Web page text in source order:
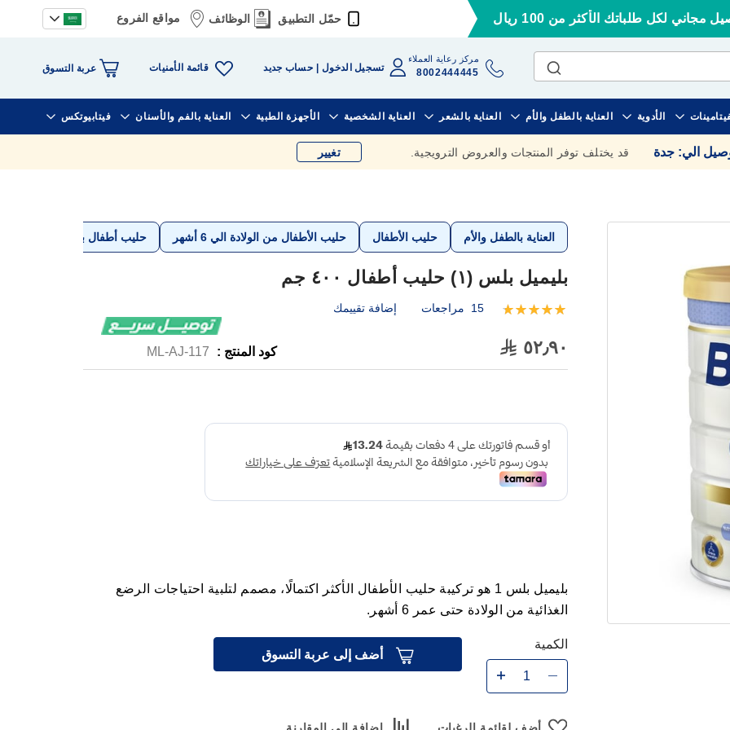
مجاني لكل طلباتك الأكثر من 100 ريال حمّل التطبيق الوظائف مواقع الفروع
مركز رعاية العملاء
8002444445 تسجيل الدخول حساب جديد قائمة الأمنيات عربة التسوق
الأدوية العناية بالطفل والأم العناية بالشعر العناية الشخصية الأجهزة الطبية العناية بالفم والأسنان فيتابيوتكس
الي: جدة قد يختلف توفر المنتجات والعروض الترويجية. تغيير
العناية بالطفل والأم حليب الأطفال حليب الأطفال من الولادة الي 6 أشهر حليب أطفال بودرة
بليميل بلس (١) حليب أطفال ٤٠٠ جم
تقييم:
15 مراجعات إضافة تقييمك
٥٢٫٩٠ كود المنتج : ML-AJ-117
بليميل بلس 1 هو تركيبة حليب الأطفال الأكثر اكتمالًا، مصمم لتلبية احتياجات الرضع
الغذائية من الولادة حتى عمر 6 أشهر.
الكمية
أضف إلى عربة التسوق